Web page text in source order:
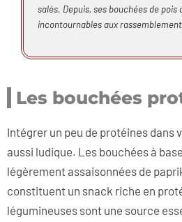
salés. Depuis, ses bouchées de
incontournables aux
Les bouchées
Intégrer un peu de protéines dans
aussi ludique. Les bouchées à
légèrement assaisonnées de
constituent un snack riche en
légumineuses sont une source